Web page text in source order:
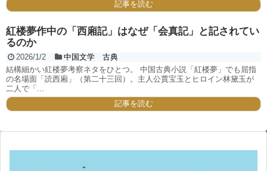
記事を読む
紅楼夢作中の「西廂記」はなぜ「会真記」と記されてい
るのか
2026/1/2
中国文学 古典
結構細かい紅楼夢考察ネタをひとつ。 中国古典小説「紅楼夢」でも屈指
の名場面「読西廂」（第二十三回）。主人公賈宝玉とヒロイン林黛玉が
二人で「...
記事を読む